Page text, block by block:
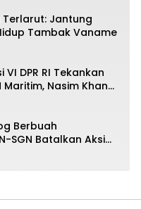
Jantung
Tambak Vaname
VI DPR RI Tekankan
Nasim Khan
Laut
Berbuah
SGN Batalkan Aksi
Penuhi Sejumlah